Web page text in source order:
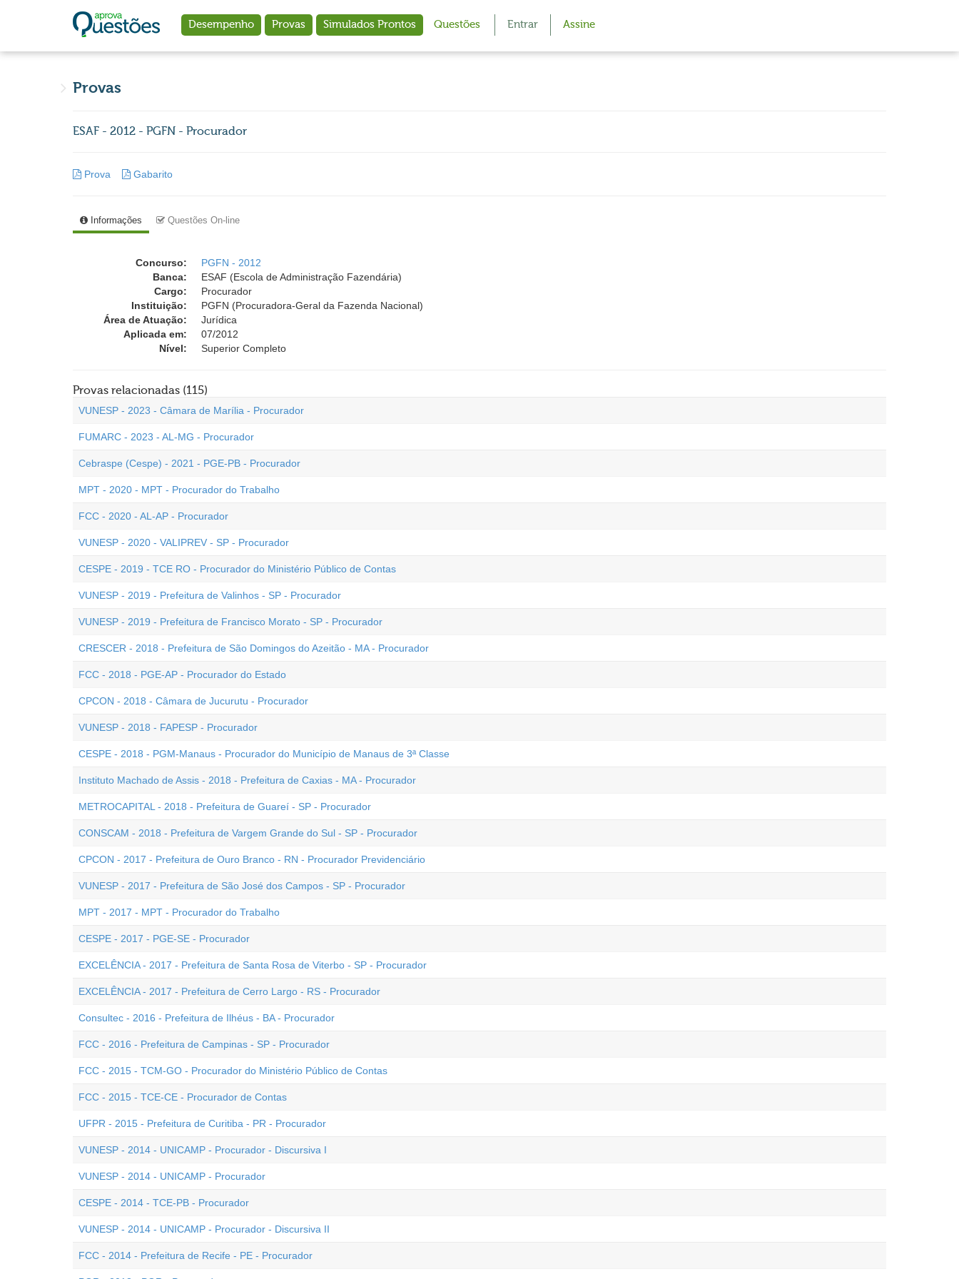
Desempenho Provas Simulados Prontos Questões Entrar Assine
Provas
ESAF - 2012 - PGFN - Procurador
Prova Gabarito
Informações Questões On-line
Concurso:
PGFN - 2012
Banca:
ESAF (Escola de Administração Fazendária)
Cargo:
Procurador
Instituição:
PGFN (Procuradora-Geral da Fazenda Nacional)
Área de Atuação:
Jurídica
Aplicada em:
07/2012
Nível:
Superior Completo
Provas relacionadas (115)
VUNESP - 2023 - Câmara de Marília - Procurador
FUMARC - 2023 - AL-MG - Procurador
Cebraspe (Cespe) - 2021 - PGE-PB - Procurador
MPT - 2020 - MPT - Procurador do Trabalho
FCC - 2020 - AL-AP - Procurador
VUNESP - 2020 - VALIPREV - SP - Procurador
CESPE - 2019 - TCE RO - Procurador do Ministério Público de Contas
VUNESP - 2019 - Prefeitura de Valinhos - SP - Procurador
VUNESP - 2019 - Prefeitura de Francisco Morato - SP - Procurador
CRESCER - 2018 - Prefeitura de São Domingos do Azeitão - MA - Procurador
FCC - 2018 - PGE-AP - Procurador do Estado
CPCON - 2018 - Câmara de Jucurutu - Procurador
VUNESP - 2018 - FAPESP - Procurador
CESPE - 2018 - PGM-Manaus - Procurador do Município de Manaus de 3ª Classe
Instituto Machado de Assis - 2018 - Prefeitura de Caxias - MA - Procurador
METROCAPITAL - 2018 - Prefeitura de Guareí - SP - Procurador
CONSCAM - 2018 - Prefeitura de Vargem Grande do Sul - SP - Procurador
CPCON - 2017 - Prefeitura de Ouro Branco - RN - Procurador Previdenciário
VUNESP - 2017 - Prefeitura de São José dos Campos - SP - Procurador
MPT - 2017 - MPT - Procurador do Trabalho
CESPE - 2017 - PGE-SE - Procurador
EXCELÊNCIA - 2017 - Prefeitura de Santa Rosa de Viterbo - SP - Procurador
EXCELÊNCIA - 2017 - Prefeitura de Cerro Largo - RS - Procurador
Consultec - 2016 - Prefeitura de Ilhéus - BA - Procurador
FCC - 2016 - Prefeitura de Campinas - SP - Procurador
FCC - 2015 - TCM-GO - Procurador do Ministério Público de Contas
FCC - 2015 - TCE-CE - Procurador de Contas
UFPR - 2015 - Prefeitura de Curitiba - PR - Procurador
VUNESP - 2014 - UNICAMP - Procurador - Discursiva I
VUNESP - 2014 - UNICAMP - Procurador
CESPE - 2014 - TCE-PB - Procurador
VUNESP - 2014 - UNICAMP - Procurador - Discursiva II
FCC - 2014 - Prefeitura de Recife - PE - Procurador